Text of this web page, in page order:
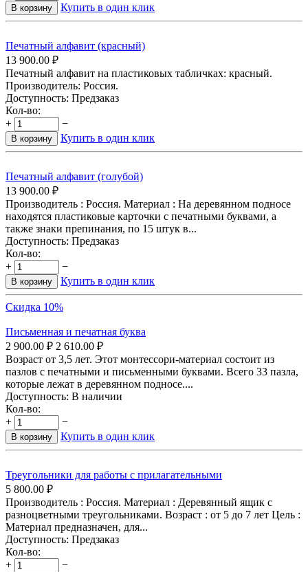
В корзину Купить в один клик
Печатный алфавит (красный)
13 900.00 ₽
Печатный алфавит на пластиковых табличках: красный.
Производитель: Россия.
Доступность: Предзаказ
Кол-во:
+
−
В корзину Купить в один клик
Печатный алфавит (голубой)
13 900.00 ₽
Производитель : Россия. Материал : На деревянном подносе
находятся пластиковые карточки с печатными буквами, а
также знаки препинания, по 15 штук в...
Доступность: Предзаказ
Кол-во:
+
−
В корзину Купить в один клик
Скидка 10%
Письменная и печатная буква
2 900.00 ₽ 2 610.00 ₽
Возраст от 3,5 лет. Этот монтессори-материал состоит из
пазлов с печатными и письменными буквами. Всего 33 пазла,
которые лежат в деревянном подносе....
Доступность: В наличии
Кол-во:
+
−
В корзину Купить в один клик
Треугольники для работы с прилагательными
5 800.00 ₽
Производитель : Россия. Материал : Деревянный ящик с
разноцветными треугольниками. Возраст : от 5 до 7 лет Цель :
Материал предназначен, для...
Доступность: Предзаказ
Кол-во:
+
−